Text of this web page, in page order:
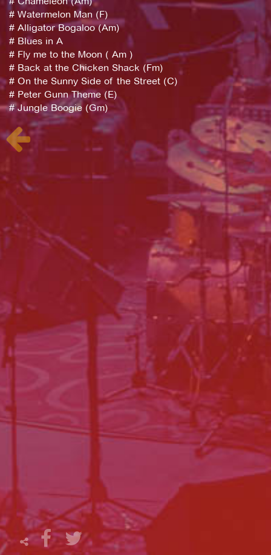
# Watermelon Man (F)
# Alligator Bogaloo (Am)
# Blues in A
# Fly me to the Moon ( Am )
# Back at the Chicken Shack (Fm)
# On the Sunny Side of the Street (C)
# Peter Gunn Theme (E)
# Jungle Boogie (Gm)